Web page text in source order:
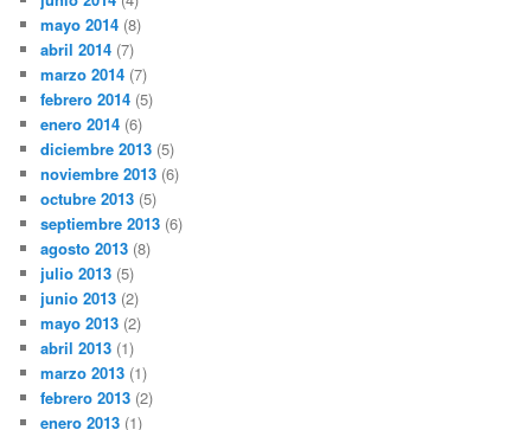
mayo 2014 (8)
abril 2014 (7)
marzo 2014 (7)
febrero 2014 (5)
enero 2014 (6)
diciembre 2013 (5)
noviembre 2013 (6)
octubre 2013 (5)
septiembre 2013 (6)
agosto 2013 (8)
julio 2013 (5)
junio 2013 (2)
mayo 2013 (2)
abril 2013 (1)
marzo 2013 (1)
febrero 2013 (2)
enero 2013 (1)